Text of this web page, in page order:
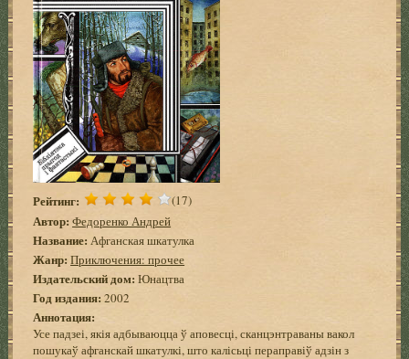
Рейтинг: (17)
Автор: Федоренко Андрей
Название: Афганская шкатулка
Жанр: Приключения: прочее
Издательский дом: Юнацтва
Год издания:2002
Аннотация:
Усе падзеі, якія адбываюцца ў аповесці, сканцэнтраваны вакол
пошукаў афганскай шкатулкі, што калісьці пераправіў адзін з